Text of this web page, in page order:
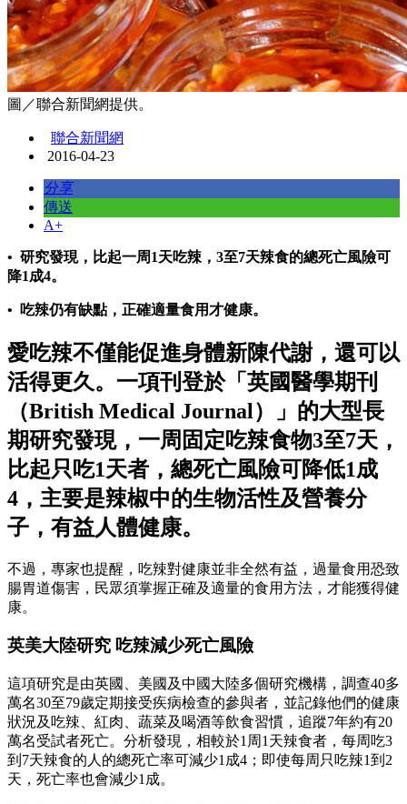
圖／聯合新聞網提供。
聯合新聞網
2016-04-23
分享
傳送
A+
• 研究發現，比起一周1天吃辣，3至7天辣食的總死亡風險可
降1成4。
• 吃辣仍有缺點，正確適量食用才健康。
愛吃辣不僅能促進身體新陳代謝，還可以
活得更久。一項刊登於「英國醫學期刊
（British Medical Journal）」的大型長
期研究發現，一周固定吃辣食物3至7天，
比起只吃1天者，總死亡風險可降低1成
4，主要是辣椒中的生物活性及營養分
子，有益人體健康。
不過，專家也提醒，吃辣對健康並非全然有益，過量食用恐致
腸胃道傷害，民眾須掌握正確及適量的食用方法，才能獲得健
康。
英美大陸研究 吃辣減少死亡風險
這項研究是由英國、美國及中國大陸多個研究機構，調查40多
萬名30至79歲定期接受疾病檢查的參與者，並記錄他們的健康
狀況及吃辣、紅肉、蔬菜及喝酒等飲食習慣，追蹤7年約有20
萬名受試者死亡。分析發現，相較於1周1天辣食者，每周吃3
到7天辣食的人的總死亡率可減少1成4；即使每周只吃辣1到2
天，死亡率也會減少1成。